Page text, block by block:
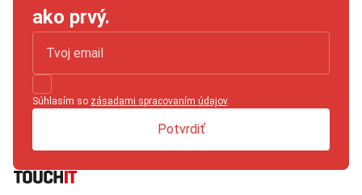
ako prvý.
Súhlasím so zásadami spracovaním údajov.
Potvrdiť